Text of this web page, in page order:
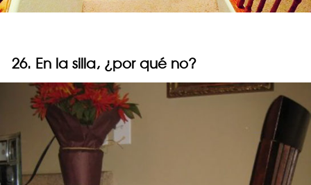
26. En la silla, ¿por qué no?